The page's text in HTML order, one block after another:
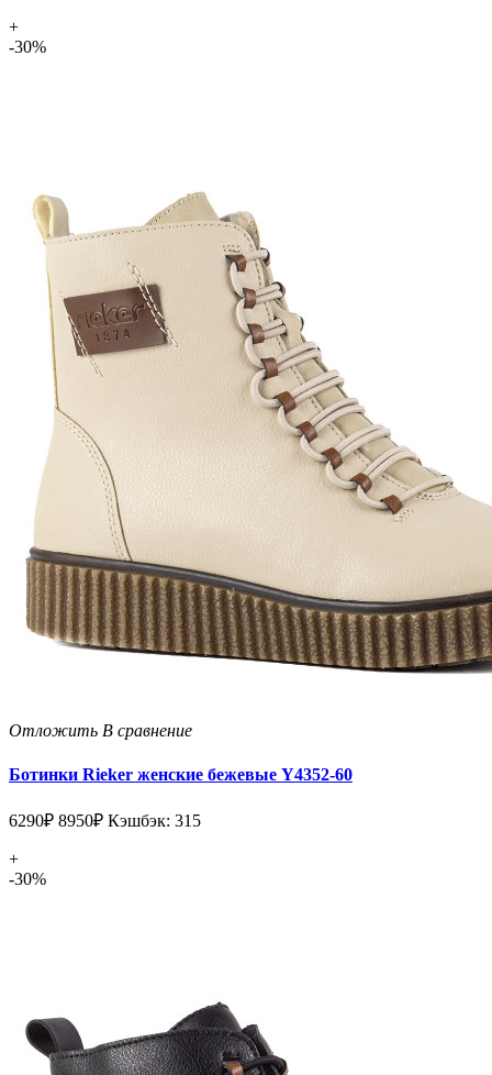
+
-30%
Отложить В сравнение
Ботинки Rieker женские бежевые Y4352-60
6290₽ 8950₽ Кэшбэк: 315
+
-30%